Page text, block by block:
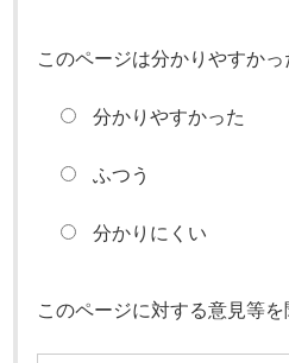
このページは分かりやすかっ
分かりやすかった
ふつう
分かりにくい
このページに対する意見等を